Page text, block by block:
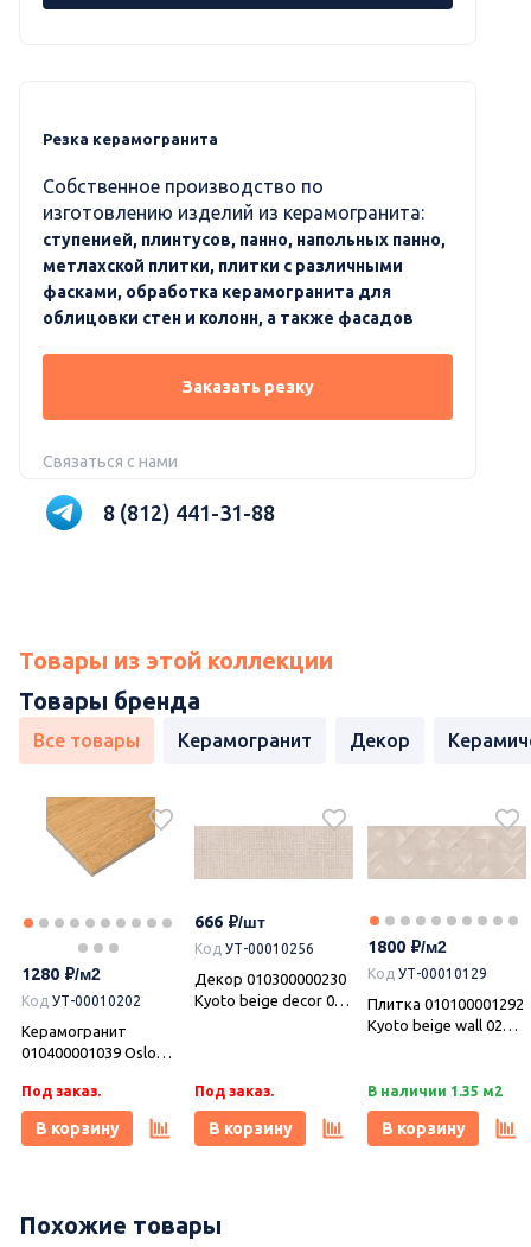
Резка керамогранита
Собственное производство по
изготовлению изделий из керамогранита:
ступенией, плинтусов, панно, напольных панно,
метлахской плитки, плитки с различными
фасками, обработка керамогранита для
облицовки стен и колонн, а также фасадов
Заказать резку
Связаться с нами
8 (812) 441-31-88
Товары из этой коллекции
Товары бренда
Все товары Керамогранит Декор
1280
Код УТ-00010202
Керамогранит
010400001039 Oslo
Gracia Ceramica
Под заказ.
В корзину
666
Код УТ-00010256
Декор 010300000230
Kyoto beige decor 01
Под заказ.
В корзину
1800
Код УТ-00010129
Плитка 010100001292
Kyoto beige wall 02
В наличии 1.35 м2
В корзину
Похожие товары